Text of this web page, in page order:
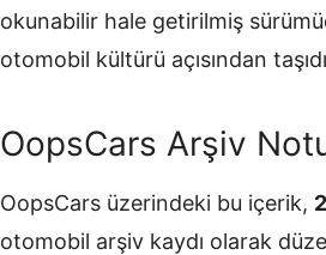
okunabilir hale getirilmiş
otomobil kültürü açısından
OopsCars Arşiv
OopsCars üzerindeki bu içerik,
otomobil arşiv kaydı olarak